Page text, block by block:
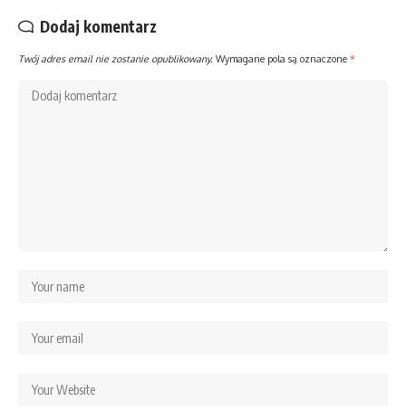
Dodaj komentarz
Twój adres email nie zostanie opublikowany. Wymagane pola są oznaczone *